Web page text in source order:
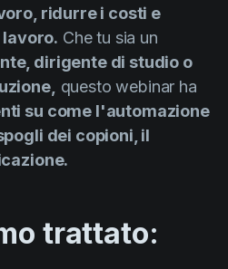
ridurre i costi e
Che tu sia un
dirigente di studio o
questo webinar ha
su come l'automazione
dei copioni, il
trattato: